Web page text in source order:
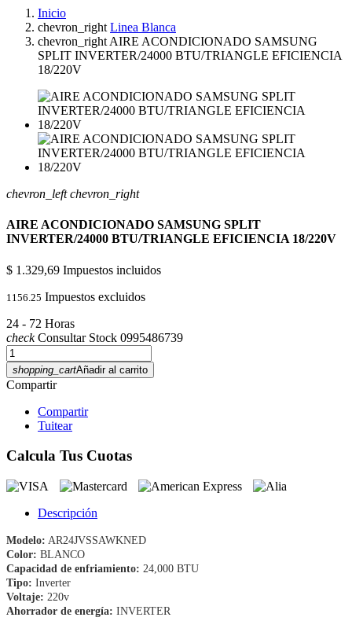
Inicio
chevron_right Linea Blanca
chevron_right AIRE ACONDICIONADO SAMSUNG
SPLIT INVERTER/24000 BTU/TRIANGLE EFICIENCIA
18/220V
chevron_left chevron_right
AIRE ACONDICIONADO SAMSUNG SPLIT
INVERTER/24000 BTU/TRIANGLE EFICIENCIA 18/220V
$ 1.329,69 Impuestos incluidos
1156.25 Impuestos excluidos
24 - 72 Horas
checkConsultar Stock 0995486739
shopping_cartAñadir al carrito
Compartir
Compartir
Tuitear
Calcula Tus Cuotas
Descripción
Modelo: AR24JVSSAWKNED
Color: BLANCO
Capacidad de enfriamiento: 24,000 BTU
Tipo: Inverter
Voltaje: 220v
Ahorrador de energía: INVERTER